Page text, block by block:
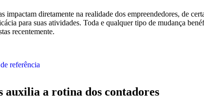
impactam diretamente na realidade dos empreendedores, de
para suas atividades. Toda e qualquer tipo de mudança
recentemente.
referência
auxilia a rotina dos contadores